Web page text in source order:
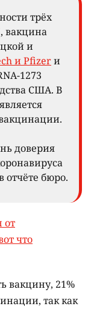
трёх
вакцина
и
и Pfizerи
1273
США. В
доверия
отчёте бюро.
от
что
вакцину, 21%
так как